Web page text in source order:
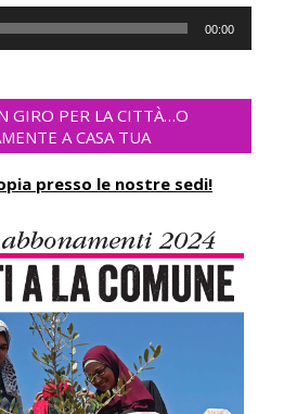
00:00
GIRO PER LA CITTÀ…O
A CASA TUA
presso le nostre sedi!